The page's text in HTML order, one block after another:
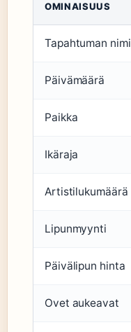
OMINAISUUS
Tapahtuman nimi
Päivämäärä
Paikka
Ikäraja
Artistilukumäärä
Lipunmyynti
Päivälipun hinta
Ovet aukeavat